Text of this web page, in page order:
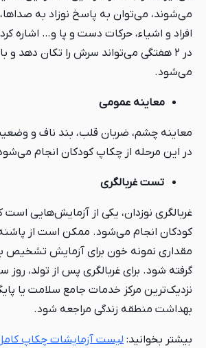
می‌شوند، می‌توان به پاسخ نوزاد به
افراد و اشیاء، حرکات دست و پا و… اشاره
در ۲ هفتگی می‌تواند سرش را تکان دهد
می‌شود.
معاینه عمومی
معاینه چشم، ضربان قلب، بند ناف و
در این مرحله از چکاپ کودکان انجام
تست غربالگری
غربالگری نوزدان، یکی از آزمایش‌هایی
کودکان انجام می‌شود. ممکن است از پاشنه
مقداری نمونه خون برای آزمایش تشخیص
گرفته شود. برای غربالگری پس از تولد، روز
نزدیک‌ترین مرکز خدمات جامع سلامت یا
بهداشت منطقه زندگی مراجعه شود.
بیشتر بخوانید: لیست آزمایشات چکاپ